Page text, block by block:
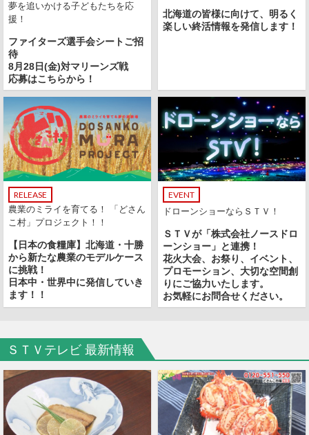
夢を追いかける子どもたちを応
援！
ファイターズ選手会シートご招
待
8月28日(金)対マリーンズ戦
応募はこちらから！
北海道の皆様に向けて、明るく
楽しい終活情報を発信します！
RELEASE
農業のミライを育てる！ 「どさん
こ村」プロジェクト！！
【日本の食糧庫】北海道・十勝
から新たな農業のモデルケース
に挑戦！
日本中・世界中に発信していき
ます！！
EVENT
ドローンショーならＳＴＶ！
ＳＴＶが「株式会社ノースドロ
ーンショー」と連携！
花火大会、お祭り、イベント、
プロモーション、大切な空間創
りにご協力いたします。
お気軽にお問合せください。
ＳＴＶテレビ 最新情報